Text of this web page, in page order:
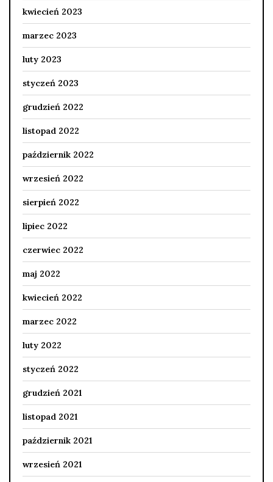
kwiecień 2023
marzec 2023
luty 2023
styczeń 2023
grudzień 2022
listopad 2022
październik 2022
wrzesień 2022
sierpień 2022
lipiec 2022
czerwiec 2022
maj 2022
kwiecień 2022
marzec 2022
luty 2022
styczeń 2022
grudzień 2021
listopad 2021
październik 2021
wrzesień 2021